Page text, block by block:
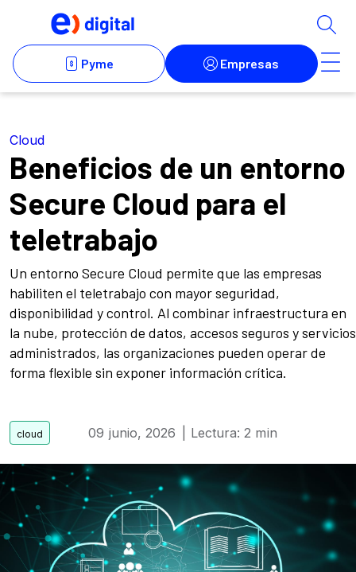
Cloud
Beneficios de un entorno
Secure Cloud para el
teletrabajo
Un entorno Secure Cloud permite que las empresas
habiliten el teletrabajo con mayor seguridad,
disponibilidad y control. Al combinar infraestructura en
la nube, protección de datos, accesos seguros y servicios
administrados, las organizaciones pueden operar de
forma flexible sin exponer información crítica.
09 junio, 2026 | Lectura: 2 min